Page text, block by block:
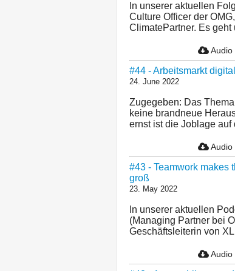
In unserer aktuellen
Culture Officer der
ClimatePartner. Es
Audio
#44 - Arbeitsmarkt
24. June 2022
Zugegeben: Das
keine brandneue
ernst ist die Joblage auf
Audio
#43 - Teamwork makes
groß
23. May 2022
In unserer aktuellen
(Managing Partner bei
Geschäftsleiterin von
Audio